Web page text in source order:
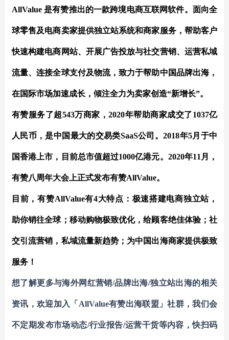
AllValue 是有赞推出的一款跨境电商互联网软件。面向全
球零售及电商卖家提供独立站系统和商家服务，帮助客户
快速构建电商网站、开展广告投放与社交营销、运营私域
流量、连接全球支付及物流，致力于帮助中国品牌出海，
在国际市场加速成长，倾注全力为卖家创造“新增长”。
有赞服务了超543万商家，2020年帮助商家成交了1037亿
⼈⺠币，是中国最⼤的交易类SaaS公司。2018年5月于中
国⾹港上市，目前总市值超过1000亿港元。2020年11月，
有赞八周年大会上正式发布有赞AllValue。
目前，有赞AllValue有4大特点：极速搭建电商独立站，
助你销往全球；移动购物极致优化，给顾客绝佳体验；社
交引流营销，私域流量新趋势；为中国出海商家提供极致
服务！
想了解更多与海外网红营销/品牌出海/独立站出海的相关
资讯，欢迎加入「 AllValue有赞出海联盟 」社群，我们会
不定期发布市场动态/行业报告/运营干货等内容，快扫码